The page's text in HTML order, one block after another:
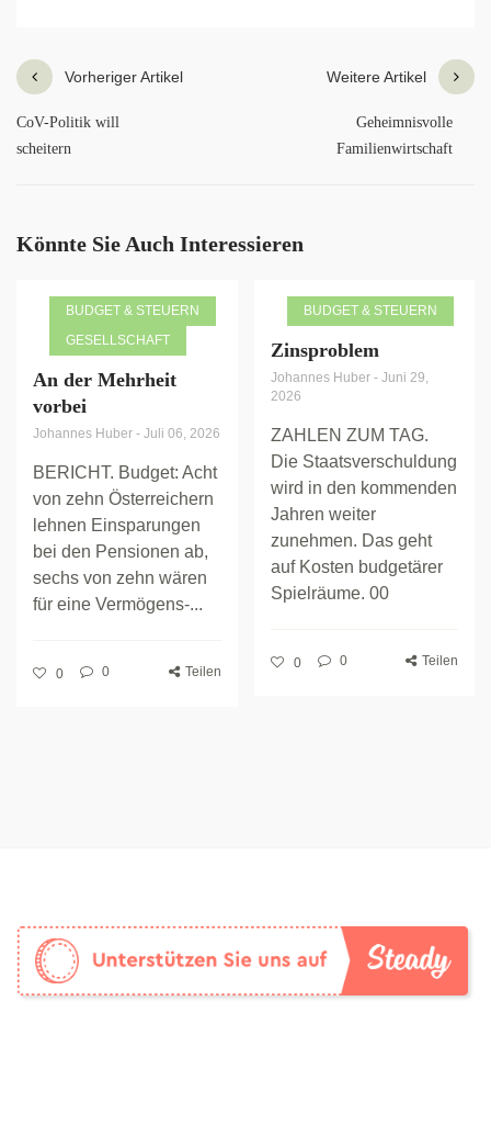
Vorheriger Artikel
CoV-Politik will
scheitern
Weitere Artikel
Geheimnisvolle
Familienwirtschaft
Könnte Sie Auch Interessieren
BUDGET & STEUERN
GESELLSCHAFT
An der Mehrheit
vorbei
Johannes Huber - Juli 06, 2026
BERICHT. Budget: Acht
von zehn Österreichern
lehnen Einsparungen
bei den Pensionen ab,
sechs von zehn wären
für eine Vermögens-...
0 0 Teilen
BUDGET & STEUERN
Zinsproblem
Johannes Huber - Juni 29,
2026
ZAHLEN ZUM TAG.
Die Staatsverschuldung
wird in den kommenden
Jahren weiter
zunehmen. Das geht
auf Kosten budgetärer
Spielräume. 00
0 0 Teilen